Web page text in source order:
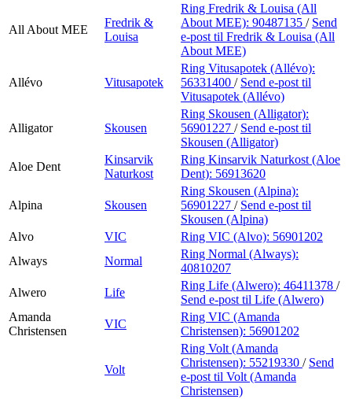
All About MEE
Fredrik &
Louisa
Ring Fredrik & Louisa (All
About MEE): 90487135 / Send
e-post til Fredrik & Louisa (All
About MEE)
Allévo Vitusapotek
Ring Vitusapotek (Allévo):
56331400 / Send e-post til
Vitusapotek (Allévo)
Alligator Skousen
Ring Skousen (Alligator):
56901227 / Send e-post til
Skousen (Alligator)
Aloe Dent
Kinsarvik
Naturkost
Ring Kinsarvik Naturkost (Aloe
Dent): 56913620
Alpina Skousen
Ring Skousen (Alpina):
56901227 / Send e-post til
Skousen (Alpina)
Alvo
VIC Ring VIC (Alvo): 56901202
Always
Normal
Ring Normal (Always):
40810207
Alwero
Life
Ring Life (Alwero): 46411378 /
Send e-post til Life (Alwero)
Amanda
Christensen
VIC
Ring VIC (Amanda
Christensen): 56901202
Volt
Ring Volt (Amanda
Christensen): 55219330 / Send
e-post til Volt (Amanda
Christensen)